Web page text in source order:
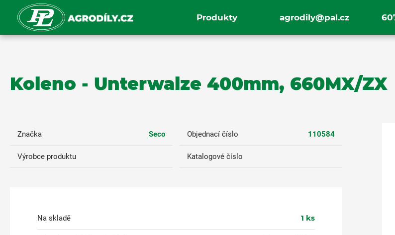
agrodily@pal.cz
Produkty
Koleno - Unterwalze 400mm, 660MX/ZX
Značka Seco Objednací číslo 110584
Výrobce produktu Katalogové číslo
Na skladě 1 ks